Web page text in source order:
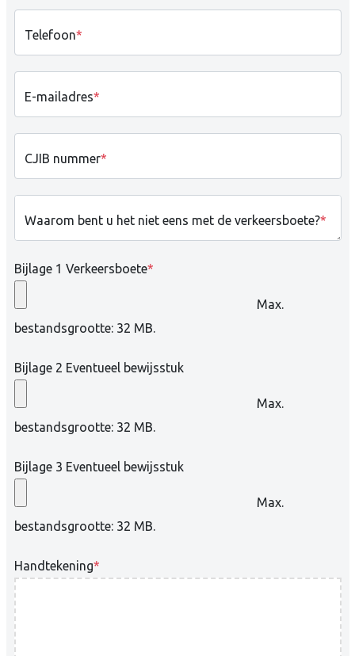
Telefoon*
E-mailadres*
CJIB nummer*
Waarom bent u het niet eens met de verkeersboete?*
Bijlage 1 Verkeersboete*
Max.
bestandsgrootte: 32 MB.
Bijlage 2 Eventueel bewijsstuk
Max.
bestandsgrootte: 32 MB.
Bijlage 3 Eventueel bewijsstuk
Max.
bestandsgrootte: 32 MB.
Handtekening*